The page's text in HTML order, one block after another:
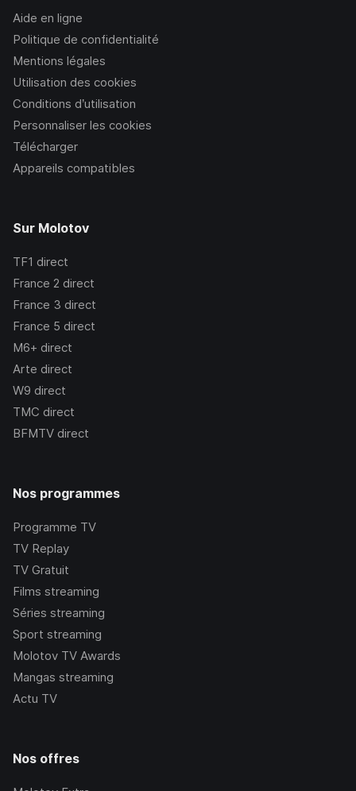
Aide en ligne
Politique de confidentialité
Mentions légales
Utilisation des cookies
Conditions d’utilisation
Personnaliser les cookies
Télécharger
Appareils compatibles
Sur Molotov
TF1 direct
France 2 direct
France 3 direct
France 5 direct
M6+ direct
Arte direct
W9 direct
TMC direct
BFMTV direct
Nos programmes
Programme TV
TV Replay
TV Gratuit
Films streaming
Séries streaming
Sport streaming
Molotov TV Awards
Mangas streaming
Actu TV
Nos offres